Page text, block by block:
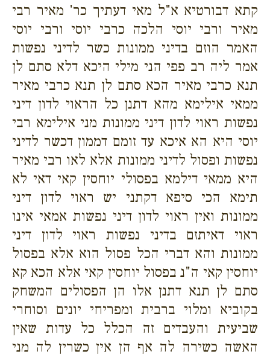
קתא דבורטיא א"ל מאי דעתיך כר' מאיר רבי
מאיר ורבי יוסי הלכה כרבי יוסי ורבי יוסי
האמר הוזם בדיני ממונות כשר לדיני נפשות
אמר ליה רב פפי הני מילי היכא דלא סתם לן
תנא כרבי מאיר הכא סתם לן תנא כרבי מאיר
ממאי אילימא מהא דתנן כל הראוי לדון דיני
נפשות ראוי לדון דיני ממונות מני אילימא רבי
יוסי היא הא איכא עד זומם דממון דכשר לדיני
נפשות ופסול לדיני ממונות אלא לאו רבי מאיר
היא ממאי דילמא בפסולי יוחסין קאי דאי לא
תימא הכי סיפא דקתני יש ראוי לדון דיני
ממונות ואין ראוי לדון דיני נפשות אמאי אינו
ראוי דאיתזם בדיני נפשות ראוי לדון דיני
ממונות והא דברי הכל פסול הוא אלא בפסול
יוחסין קאי ה"נ בפסול יוחסין קאי אלא הכא קא
סתם לן תנא דתנן אלו הן הפסולים המשחק
בקוביא ומלוי ברבית ומפריחי יונים וסוחרי
שביעית והעבדים זה הכלל כל עדות שאין
האשה כשירה לה אף הן אין כשרין לה מני